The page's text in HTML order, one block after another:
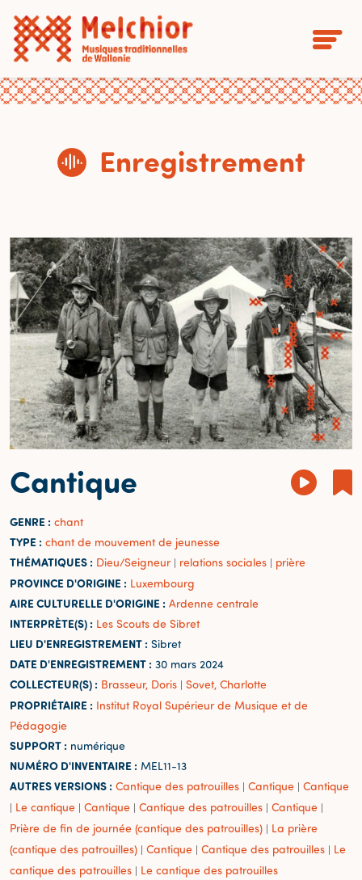
Enregistrement
Cantique
GENRE : chant
TYPE : chant de mouvement de jeunesse
THÉMATIQUES : Dieu/Seigneur | relations sociales | prière
PROVINCE D'ORIGINE : Luxembourg
AIRE CULTURELLE D'ORIGINE : Ardenne centrale
INTERPRÈTE(S) : Les Scouts de Sibret
LIEU D'ENREGISTREMENT : Sibret
DATE D'ENREGISTREMENT : 30 mars 2024
COLLECTEUR(S) : Brasseur, Doris | Sovet, Charlotte
PROPRIÉTAIRE : Institut Royal Supérieur de Musique et de
Pédagogie
SUPPORT : numérique
NUMÉRO D'INVENTAIRE : MEL11-13
AUTRES VERSIONS : Cantique des patrouilles | Cantique | Cantique
| Le cantique | Cantique | Cantique des patrouilles | Cantique |
Prière de fin de journée (cantique des patrouilles) | La prière
(cantique des patrouilles) | Cantique | Cantique des patrouilles | Le
cantique des patrouilles | Le cantique des patrouilles